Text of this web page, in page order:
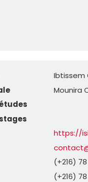
Ibtissem
Mounira
https://
(+216)
(+216)